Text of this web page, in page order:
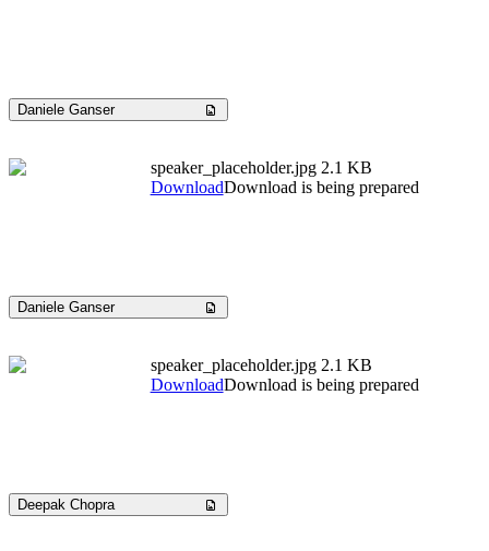
Daniele Ganser
speaker_placeholder.jpg 2.1 KB
DownloadDownload is being prepared
Daniele Ganser
speaker_placeholder.jpg 2.1 KB
DownloadDownload is being prepared
Deepak Chopra